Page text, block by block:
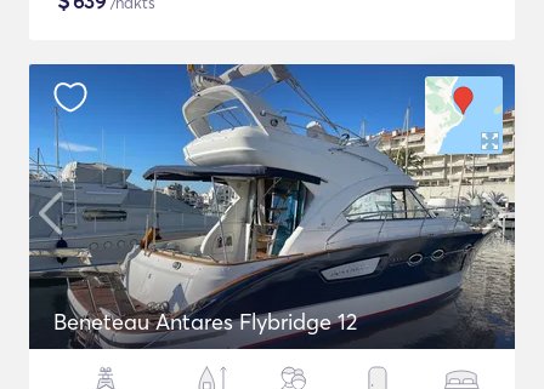
Beneteau Antares Flybridge 12